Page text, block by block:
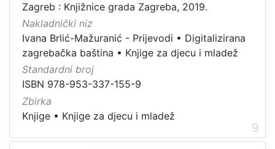
Zagreb : Knjižnice grada Zagreba, 2019.
Nakladnički niz
Ivana Brlić-Mažuranić - Prijevodi • Digitalizirana
zagrebačka baština • Knjige za djecu i mladež
Standardni broj
ISBN 978-953-337-155-9
Zbirka
Knjige • Knjige za djecu i mladež
9